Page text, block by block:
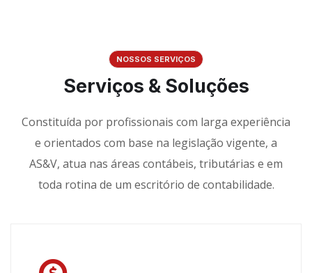
NOSSOS SERVIÇOS
Serviços & Soluções
Constituída por profissionais com larga experiência
e orientados com base na legislação vigente, a
AS&V, atua nas áreas contábeis, tributárias e em
toda rotina de um escritório de contabilidade.